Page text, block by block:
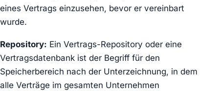
eines Vertrags einzusehen, bevor er vereinbart
wurde.
Repository: Ein Vertrags-Repository oder eine
Vertragsdatenbank ist der Begriff für den
Speicherbereich nach der Unterzeichnung, in dem
alle Verträge im gesamten Unternehmen